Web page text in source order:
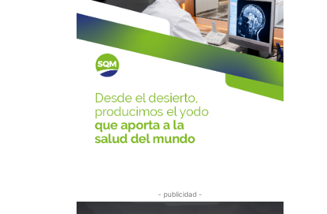
- publicidad -